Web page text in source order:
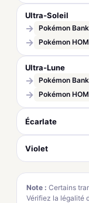
Ultra-Soleil
→ Pokémon Bank
→ Pokémon
Ultra-Lune
→ Pokémon Bank
→ Pokémon
Écarlate
Violet
Note : Certains
Vérifiez la légalité